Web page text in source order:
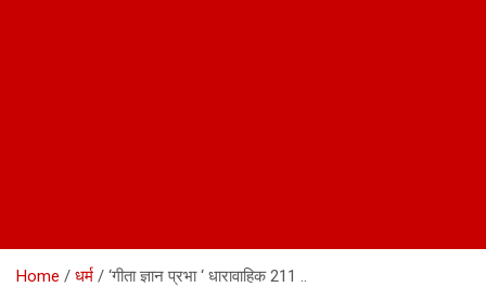
Home धर्म ‘गीता ज्ञान प्रभा ‘ धारावाहिक 211 ..